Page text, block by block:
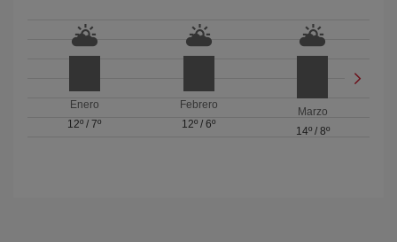
Enero
12º /7º
Febrero
12º / 6º
Marzo
14º/ 8º